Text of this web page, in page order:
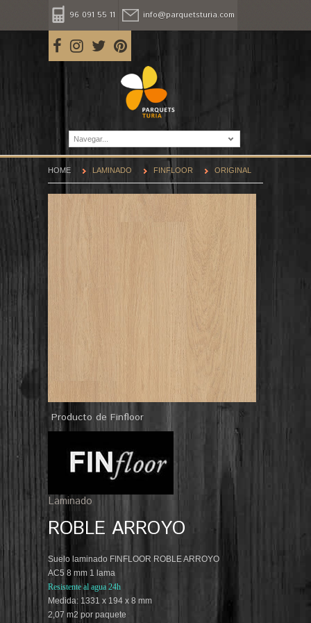
96 091 55 11 info@parquetsturia.com
Navegar...
HOME LAMINADO FINFLOOR ORIGINAL
Producto de Finfloor
Laminado
ROBLE ARROYO
Suelo laminado FINFLOOR ROBLE ARROYO
AC5 8 mm 1 lama
Resistente al agua 24h
Medida: 1331 x 194 x 8 mm
2,07 m2 por paquete